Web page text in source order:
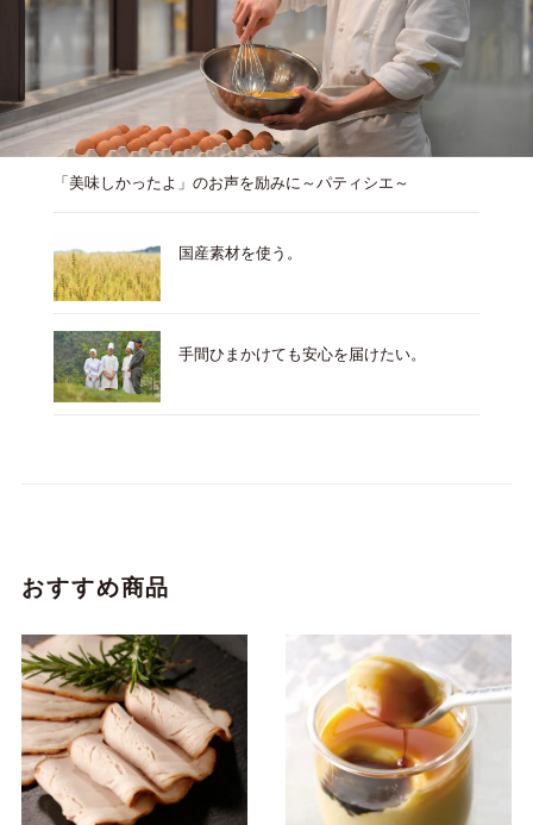
「美味しかったよ」のお声を励みに～パティシエ～
国産素材を使う。
手間ひまかけても安心を届けたい。
おすすめ商品